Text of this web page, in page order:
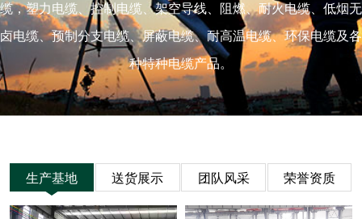
缆，塑力电缆、控制电缆、架空导线、阻燃、耐火电缆、低烟无
卤电缆、预制分支电缆、屏蔽电缆、耐高温电缆、环保电缆及各
种特种电缆产品。
生产基地 送货展示 团队风采 荣誉资质